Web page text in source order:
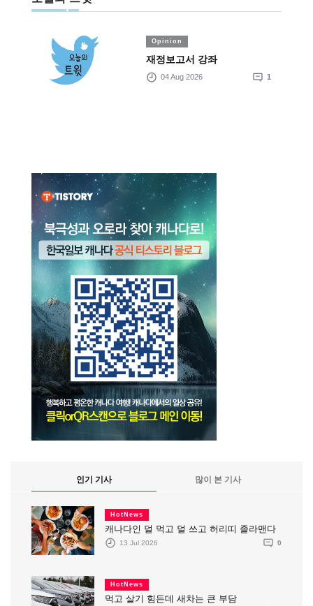
Opinion
재정보고서 강좌
04 Aug 2026 1
인기 기사 많이 본 기사
HotNews
캐나다인 덜 먹고 덜 쓰고 허리띠 졸라맨다
13 Jul 2026 0
HotNews
먹고 살기 힘든데 새차는 큰 부담